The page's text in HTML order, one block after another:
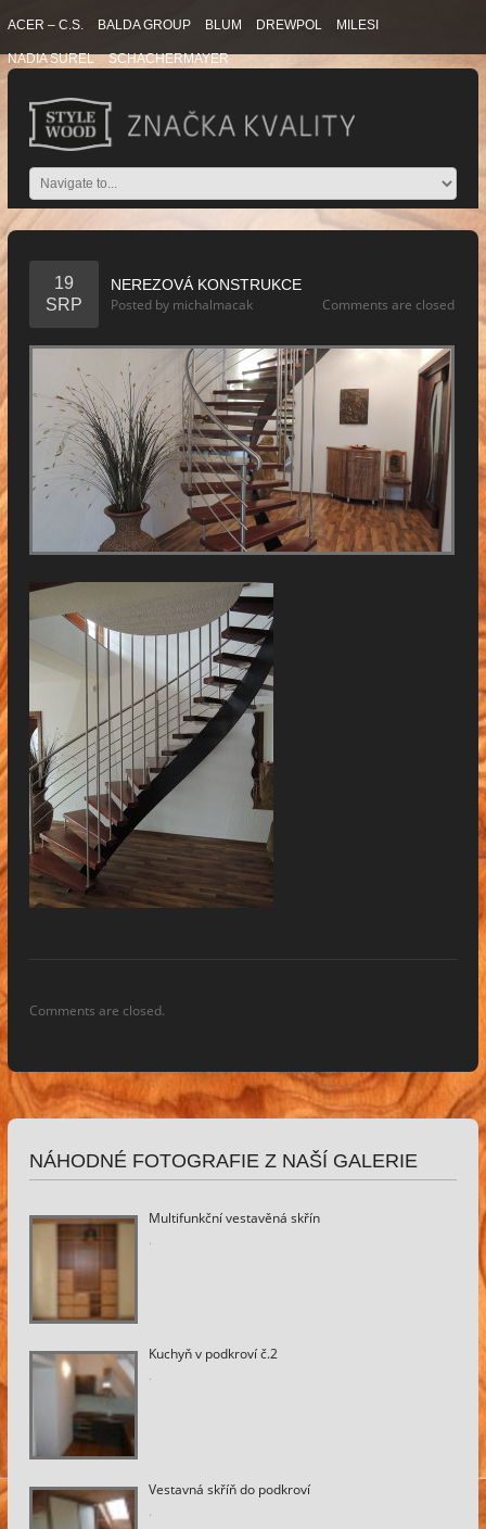
ACER – C.S. BALDA GROUP BLUM DREWPOL MILESI
NADIA SUREL SCHACHERMAYER
NEREZOVÁ KONSTRUKCE
Posted by michalmacak Comments are closed
19
SRP
Comments are closed.
NÁHODNÉ FOTOGRAFIE Z NAŠÍ GALERIE
Multifunkční vestavěná skřín
.
Kuchyň v podkroví č.2
.
Vestavná skříň do podkroví
.